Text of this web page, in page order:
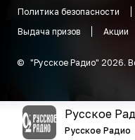
Политика безопасности
Выдача призов
Акции
© "Русское Радио" 2026.
Русское
Русское Радио